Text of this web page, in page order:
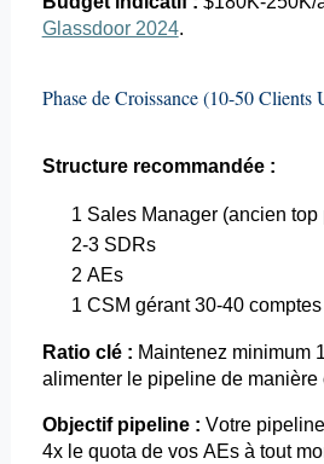
Glassdoor 2024.
Phase de Croissance (10-50 Clients
Structure recommandée :
1 Sales Manager (ancien top
2-3 SDRs
2 AEs
1 CSM gérant 30-40 comptes
Ratio clé : Maintenez minimum
alimenter le pipeline de manière
Objectif pipeline : Votre
4x le quota de vos AEsà tout